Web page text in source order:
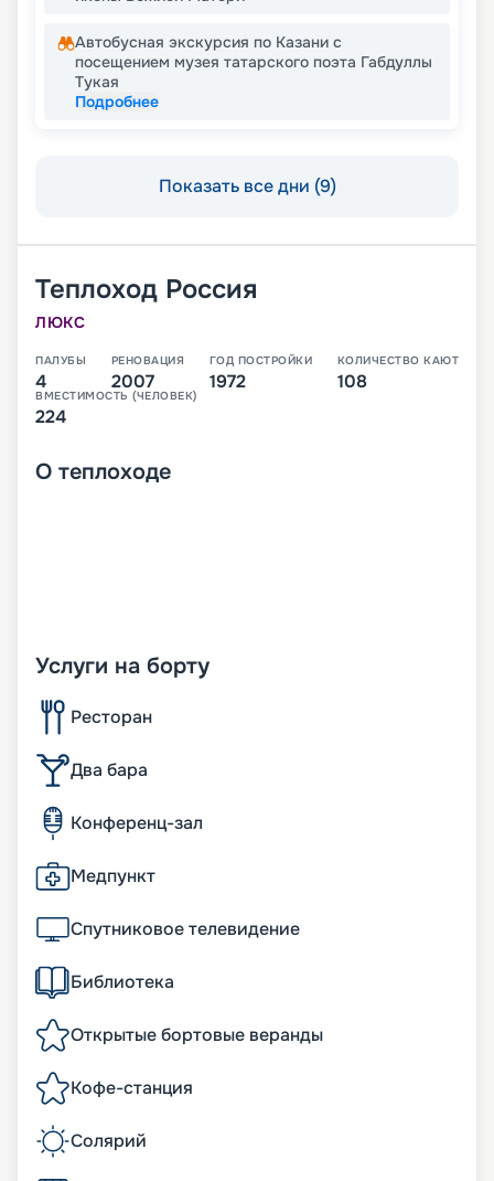
Автобусная экскурсия по Казани с
посещением музея татарского поэта Габдуллы
Тукая
Подробнее
Показать все дни (9)
Теплоход Россия
ЛЮКС
ПАЛУБЫ
4
РЕНОВАЦИЯ
2007
ГОД ПОСТРОЙКИ
1972
КОЛИЧЕСТВО КАЮТ
108
ВМЕСТИМОСТЬ (ЧЕЛОВЕК)
224
О теплоходе
Услуги на борту
Ресторан
Два бара
Конференц-зал
Медпункт
Спутниковое телевидение
Библиотека
Открытые бортовые веранды
Кофе-станция
Солярий